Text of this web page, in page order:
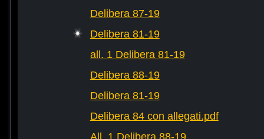
Delibera 87-19
Delibera 81-19
all. 1 Delibera 81-19
Delibera 88-19
Delibera 81-19
Delibera 84 con allegati.pdf